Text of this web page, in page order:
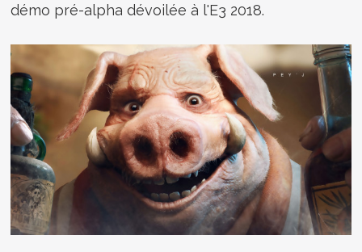
démo pré-alpha dévoilée à l'E3 2018.